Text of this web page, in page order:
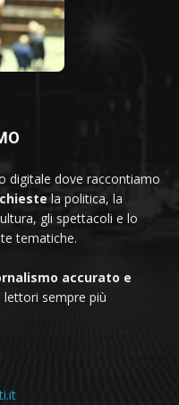
digitale dove raccontiamo
la politica, la
gli spettacoli e lo
tematiche.
accurato e
sempre più